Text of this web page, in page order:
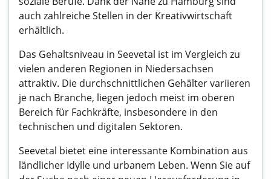
auch zahlreiche Stellen in der Kreativwirtschaft
erhältlich.
Das Gehaltsniveau in Seevetal ist im Vergleich zu
vielen anderen Regionen in Niedersachsen
attraktiv. Die durchschnittlichen Gehälter variieren
je nach Branche, liegen jedoch meist im oberen
Bereich für Fachkräfte, insbesondere in den
technischen und digitalen Sektoren.
Seevetal bietet eine interessante Kombination aus
ländlicher Idylle und urbanem Leben. Wenn Sie auf